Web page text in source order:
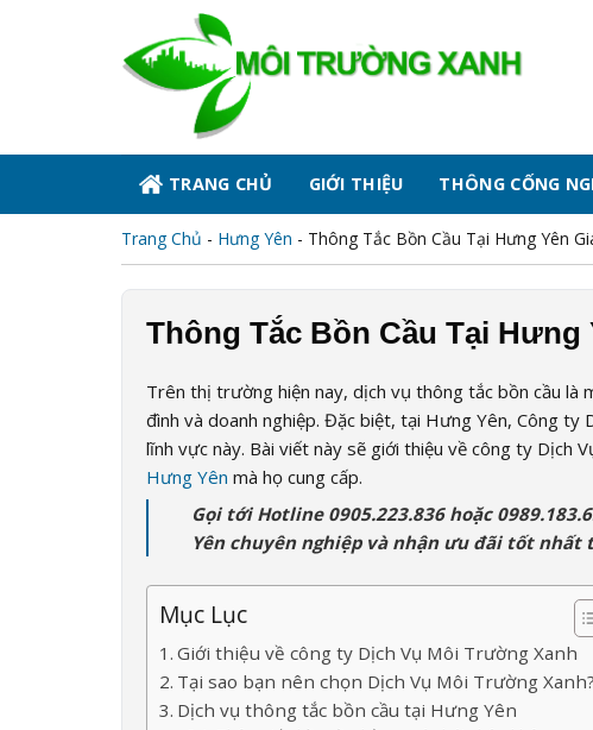
TRANG CHỦ GIỚI THIỆU THÔNG CỐNG
Trang Chủ - Hưng Yên - Thông Tắc Bồn Cầu Tại Hưng Yên
Thông Tắc Bồn Cầu Tại Hưng
Trên thị trường hiện nay, dịch vụ thông tắc bồn cầu
đình và doanh nghiệp. Đặc biệt, tại Hưng Yên, Công
lĩnh vực này. Bài viết này sẽ giới thiệu về công ty Dịch
Hưng Yên mà họ cung cấp.
Gọi tới Hotline 0905.223.836 hoặc
Yên chuyên nghiệp và nhận ưu đãi tốt nhất
Mục Lục
Giới thiệu về công ty Dịch Vụ Môi Trường Xanh
Tại sao bạn nên chọn Dịch Vụ Môi Trường Xanh?
Dịch vụ thông tắc bồn cầu tại Hưng Yên